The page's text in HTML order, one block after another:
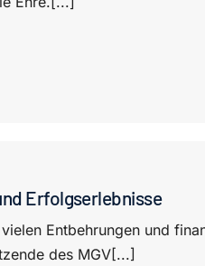
Erfolgserlebnisse
Entbehrungen und
des MGV[...]